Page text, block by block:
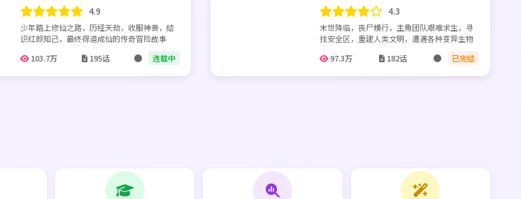
4.9
少年踏上修仙之路，历经天劫，收服神兽，结
识红颜知己，最终得道成仙的传奇冒险故事
103.7万
195话 连载中
4.3
末世降临，丧尸横行，主角团队艰难求生，寻
找安全区，重建人类文明，遭遇各种变异生物
97.3万
182话 已完结